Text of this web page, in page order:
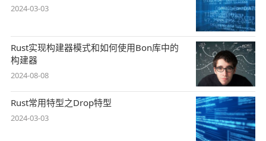
2024-03-03
Rust实现构建器模式和如何使用Bon库中的
构建器
2024-08-08
Rust常用特型之Drop特型
2024-03-03